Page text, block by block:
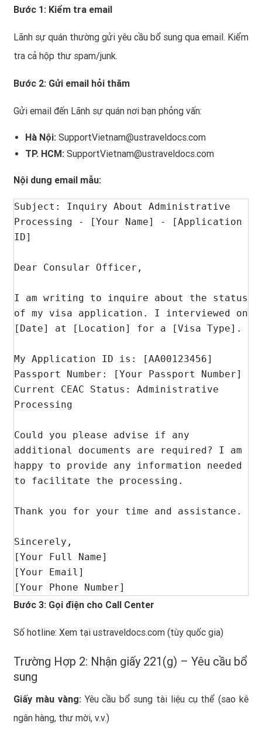
Bước 1: Kiểm tra email
Lãnh sự quán thường gửi yêu cầu bổ sung qua email. Kiểm
tra cả hộp thư spam/junk.
Bước 2: Gửi email hỏi thăm
Gửi email đến Lãnh sự quán nơi bạn phỏng vấn:
Hà Nội: SupportVietnam@ustraveldocs.com
TP. HCM: SupportVietnam@ustraveldocs.com
Nội dung email mẫu:
Subject: Inquiry About Administrative
Processing - [Your Name] - [Application
ID]
Dear Consular Officer,
I am writing to inquire about the status
of my visa application. I interviewed on
[Date] at [Location] for a [Visa Type].
My Application ID is: [AA00123456]
Passport Number: [Your Passport Number]
Current CEAC Status: Administrative
Processing
Could you please advise if any
additional documents are required? I am
happy to provide any information needed
to facilitate the processing.
Thank you for your time and assistance.
Sincerely,
[Your Full Name]
[Your Email]
[Your Phone Number]
Bước 3: Gọi điện cho Call Center
Số hotline: Xem tại ustraveldocs.com (tùy quốc gia)
Trường Hợp 2: Nhận giấy 221(g) – Yêu cầu bổ
sung
Giấy màu vàng:Yêu cầu bổ sung tài liệu cụ thể (sao kê
ngân hàng, thư mời, v.v.)